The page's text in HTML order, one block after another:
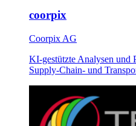
coorpix
Coorpix AG
KI-gestützte Analysen und
Supply-Chain- und